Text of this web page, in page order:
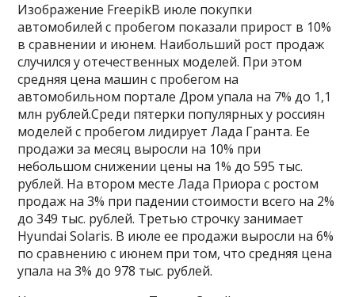
Изображение FreepikВ июле покупки
автомобилей с пробегом показали прирост в 10%
в сравнении и июнем. Наибольший рост продаж
случился у отечественных моделей. При этом
средняя цена машин с пробегом на
автомобильном портале Дром упала на 7% до 1,1
млн рублей.Среди пятерки популярных у россиян
моделей с пробегом лидирует Лада Гранта. Ее
продажи за месяц выросли на 10% при
небольшом снижении цены на 1% до 595 тыс.
рублей. На втором месте Лада Приора с ростом
продаж на 3% при падении стоимости всего на 2%
до 349 тыс. рублей. Третью строчку занимает
Hyundai Solaris. В июле ее продажи выросли на 6%
по сравнению с июнем при том, что средняя цена
упала на 3% до 978 тыс. рублей.